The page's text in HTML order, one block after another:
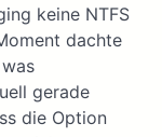
keine NTFS
dachte
gerade
die Option